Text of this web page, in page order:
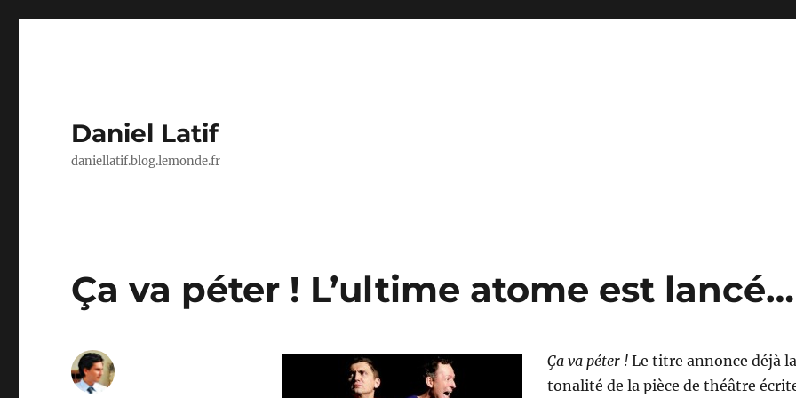
Daniel Latif
daniellatif.blog.lemonde.fr
Ça va péter ! L’ultime atome est lancé…
Ça va péter !Le titre annonce déjà la
tonalité de la pièce de théâtre